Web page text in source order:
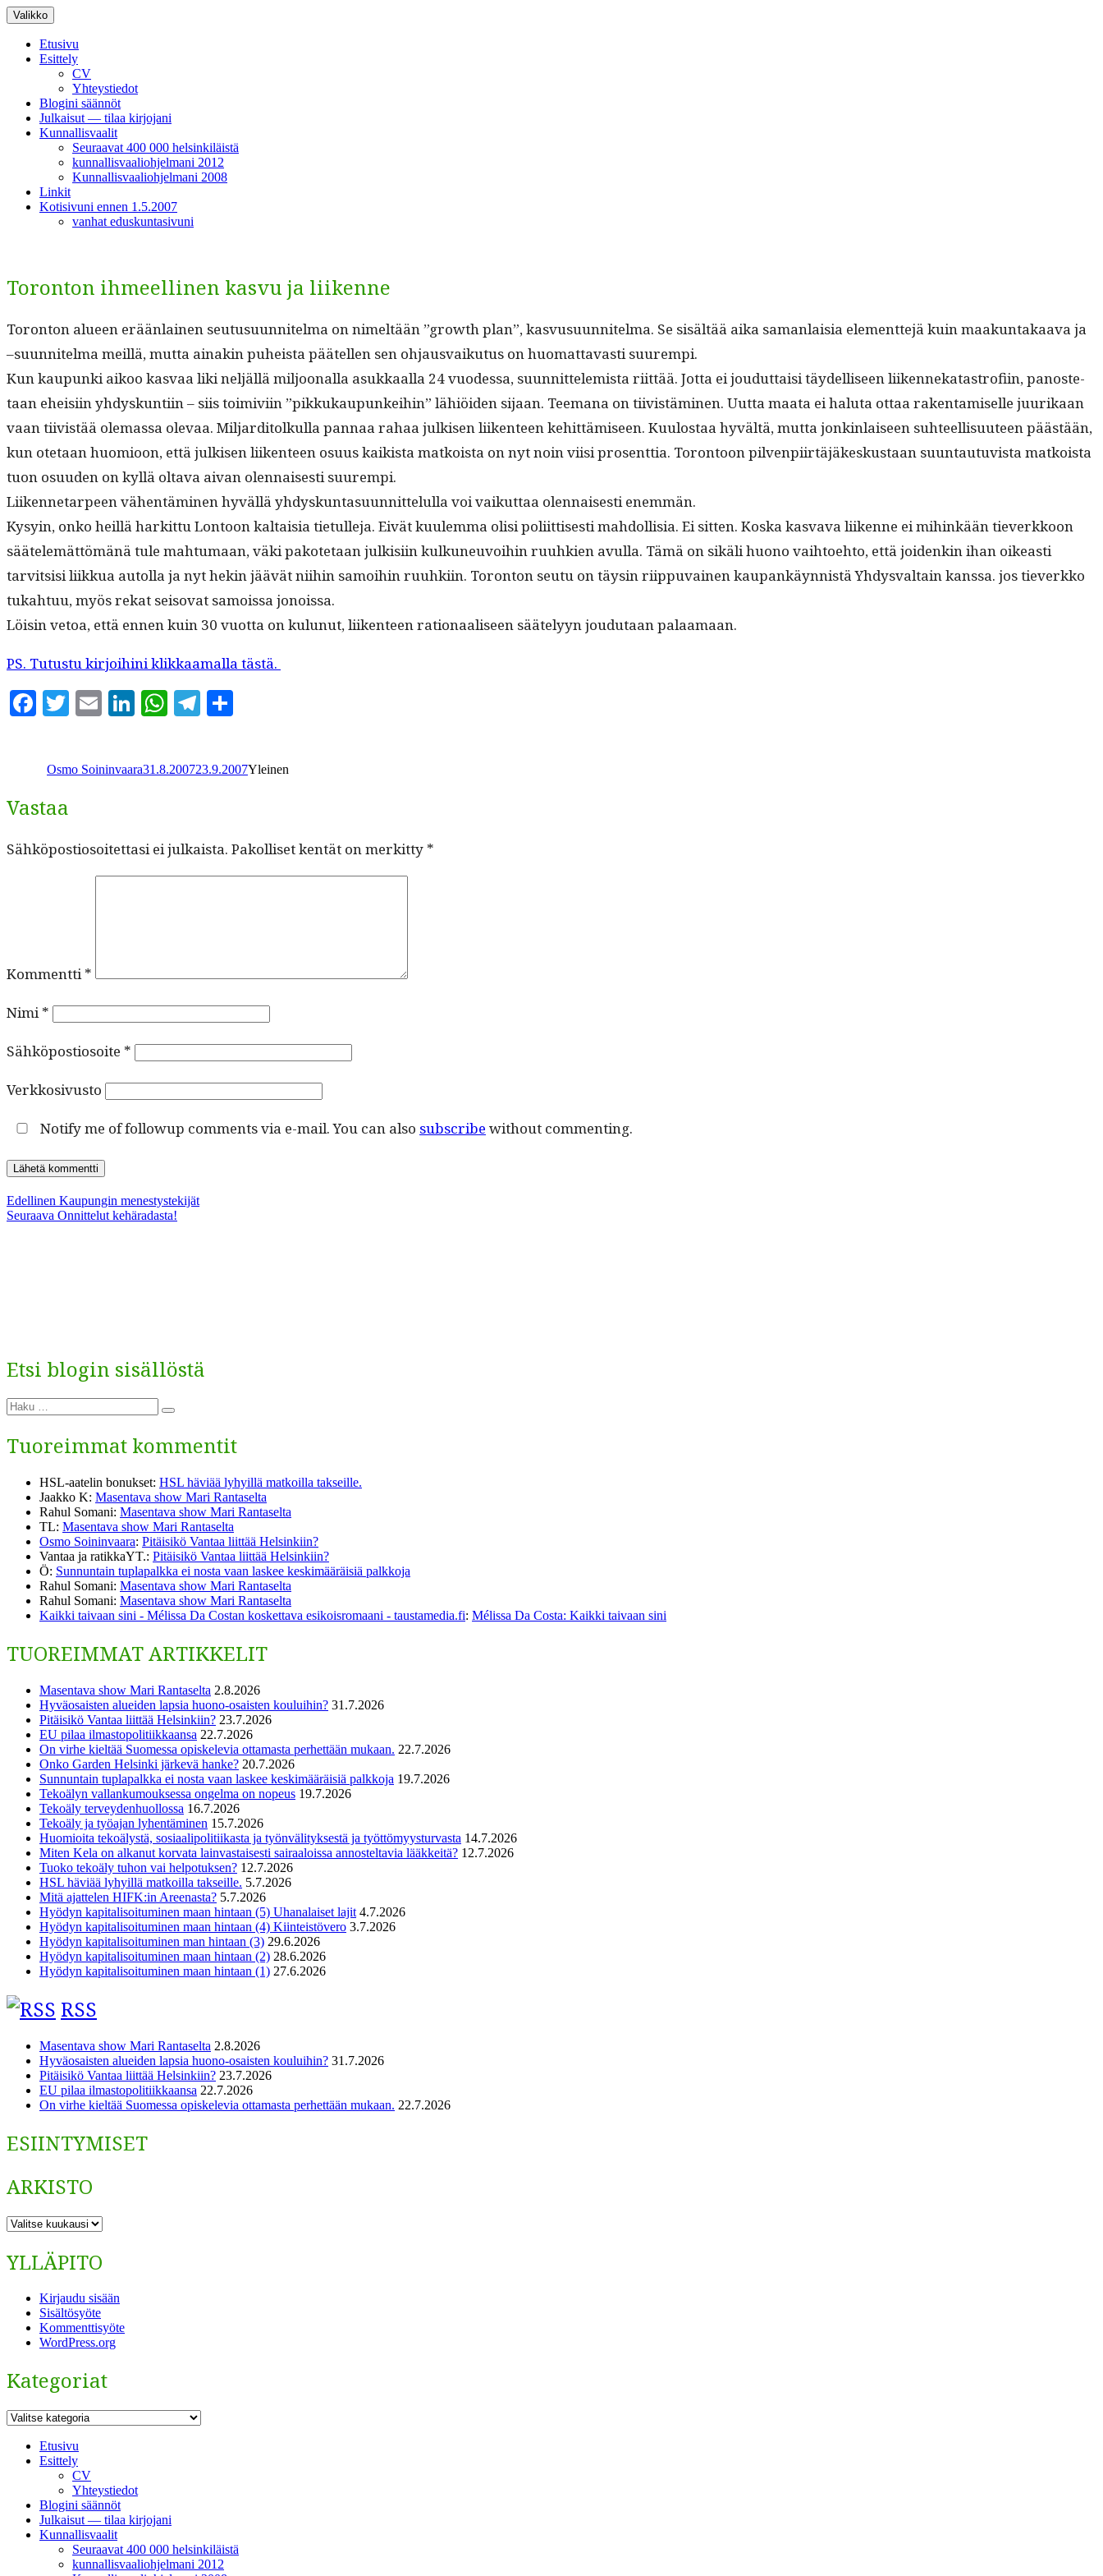
Siirry
sisältöön
Valikko
Etusivu
Esittely
CV
Yhteystiedot
Blogini säännöt
Julkaisut — tilaa kirjojani
Kunnallisvaalit
Seuraavat 400 000 helsinkiläistä
kunnallisvaaliohjelmani 2012
Kunnallisvaaliohjelmani 2008
Linkit
Kotisivuni ennen 1.5.2007
vanhat eduskuntasivuni
Toronton ihmeellinen kasvu ja liikenne
Toron­ton alueen erään­lainen seu­tusu­un­nitel­ma on nimeltään ”growth plan”, kasvusu­un­nitel­ma. Se sisältää aika saman­laisia ele­ment­te­jä kuin maakun­takaa­va ja
–suun­nitel­ma meil­lä, mut­ta ainakin puheista päätellen sen ohjaus­vaiku­tus on huo­mat­tavasti suurempi.
Kun kaupun­ki aikoo kas­vaa liki neljäl­lä miljoon­al­la asukkaal­la 24 vuodessa, suun­nit­telemista riit­tää. Jot­ta ei joudut­taisi täy­del­liseen liiken­nekatas­trofi­in, panos­te­
taan eheisi­in yhdyskun­ti­in – siis toimivi­in ”pikkukaupunkei­hin” lähiöi­den sijaan. Tee­m­ana on tiivistämi­nen. Uut­ta maa­ta ei halu­ta ottaa rak­en­tamiselle juurikaan
vaan tiivistää ole­mas­sa ole­vaa. Mil­jardi­tolkul­la pan­naa rahaa julkisen liiken­teen kehit­tämiseen. Kuu­lostaa hyvältä, mut­ta jonkin­laiseen suh­teel­lisu­u­teen päästään,
kun ote­taan huomioon, että julkisen liiken­teen osu­us kaik­ista matkoista on nyt noin viisi pros­ent­tia. Toron­toon pil­ven­pi­irtäjäkeskus­taan suun­tau­tu­vista matkoista
tuon osu­u­den on kyl­lä olta­va aivan olen­nais­es­ti suurempi.
Liiken­netarpeen vähen­tämi­nen hyväl­lä yhdyskun­ta­su­un­nit­telul­la voi vaikut­taa olen­nais­es­ti enemmän.
Kysyin, onko heil­lä harkit­tu Lon­toon kaltaisia tietulle­ja. Eivät kuulem­ma olisi poli­it­tis­es­ti mah­dol­lisia. Ei sit­ten. Kos­ka kas­va­va liikenne ei mihinkään tiev­erkkoon
säätelemät­tömänä tule mah­tu­maan, väki pakote­taan julk­isi­in kulkuneu­voihin ruuhkien avul­la. Tämä on sikäli huono vai­h­toe­hto, että joidenkin ihan oikeasti
tarvit­sisi liikkua autol­la ja nyt hekin jäävät niihin samoi­hin ruuhki­in. Toron­ton seu­tu on täysin riip­pu­vainen kau­pankäyn­nistä Yhdys­val­tain kanssa. jos tiev­erkko
tukah­tuu, myös rekat seiso­vat samoissa jonoissa.
Löisin vetoa, että ennen kuin 30 vuot­ta on kulunut, liiken­teen ratio­naaliseen sääte­lyyn joudu­taan palaamaan.
PS. Tutus­tu kir­joi­hi­ni klikkaa­mal­la tästä.
Facebook
TwitterEmailLinkedIn
WhatsApp
Telegram
Osmo Soininvaara31.8.200723.9.2007Yleinen
Vastaa
Sähköpostiosoitettasi ei julkaista. Pakolliset kentät on merkitty *
Kommentti*
Nimi*
Sähköpostiosoite *
Verkkosivusto
Notify me of followup comments via e-mail. You can also subscribe without commenting.
Artikkelien
Edellinen Edellinen
artikkeli:
Kaupungin menestystekijät
Seuraava Seuraava
Onnittelut kehäradasta!
Etsi blogin sisällöstä
Etsi:
Haku
Tuoreimmat kommentit
HSL-aatelin bonukset: HSL häviää lyhyillä matkoilla takseille.
Jaakko K: Masentava show Mari Rantaselta
Rahul Somani: Masentava show Mari Rantaselta
TL: Masentava show Mari Rantaselta
Osmo Soininvaara: Pitäisikö Vantaa liittää Helsinkiin?
Vantaa ja ratikkaYT.: Pitäisikö Vantaa liittää Helsinkiin?
Ö: Sunnuntain tuplapalkka ei nosta vaan laskee keskimääräisiä palkkoja
Rahul Somani: Masentava show Mari Rantaselta
Rahul Somani: Masentava show Mari Rantaselta
Kaikki taivaan sini - Mélissa Da Costan koskettava esikoisromaani - taustamedia.fi: Mélissa Da Costa: Kaikki taivaan sini
TUOREIMMAT ARTIKKELIT
Masentava show Mari Rantaselta 2.8.2026
Hyväosaisten alueiden lapsia huono-osaisten kouluihin? 31.7.2026
Pitäisikö Vantaa liittää Helsinkiin? 23.7.2026
EU pilaa ilmastopolitiikkaansa 22.7.2026
On virhe kieltää Suomessa opiskelevia ottamasta perhettään mukaan. 22.7.2026
Onko Garden Helsinki järkevä hanke? 20.7.2026
Sunnuntain tuplapalkka ei nosta vaan laskee keskimääräisiä palkkoja 19.7.2026
Tekoälyn vallankumouksessa ongelma on nopeus 19.7.2026
Tekoäly terveydenhuollossa 16.7.2026
Tekoäly ja työajan lyhentäminen 15.7.2026
Huomioita tekoälystä, sosiaalipolitiikasta ja työnvälityksestä ja työttömyysturvasta 14.7.2026
Miten Kela on alkanut korvata lainvastaisesti sairaaloissa annosteltavia lääkkeitä? 12.7.2026
Tuoko tekoäly tuhon vai helpotuksen? 12.7.2026
HSL häviää lyhyillä matkoilla takseille. 5.7.2026
Mitä ajattelen HIFK:in Areenasta? 5.7.2026
Hyödyn kapitalisoituminen maan hintaan (5) Uhanalaiset lajit 4.7.2026
Hyödyn kapitalisoituminen maan hintaan (4) Kiinteistövero 3.7.2026
Hyödyn kapitalisoituminen man hintaan (3) 29.6.2026
Hyödyn kapitalisoituminen maan hintaan (2) 28.6.2026
Hyödyn kapitalisoituminen maan hintaan (1) 27.6.2026
RSS
Masentava show Mari Rantaselta 2.8.2026
Hyväosaisten alueiden lapsia huono-osaisten kouluihin? 31.7.2026
Pitäisikö Vantaa liittää Helsinkiin? 23.7.2026
EU pilaa ilmastopolitiikkaansa 22.7.2026
On virhe kieltää Suomessa opiskelevia ottamasta perhettään mukaan. 22.7.2026
ESIINTYMISET
ARKISTO
ARKISTO
YLLÄPITO
Kirjaudu sisään
Sisältösyöte
Kommenttisyöte
WordPress.org
Kategoriat
Kategoriat
Etusivu
Esittely
CV
Yhteystiedot
Blogini säännöt
Julkaisut — tilaa kirjojani
Kunnallisvaalit
Seuraavat 400 000 helsinkiläistä
kunnallisvaaliohjelmani 2012